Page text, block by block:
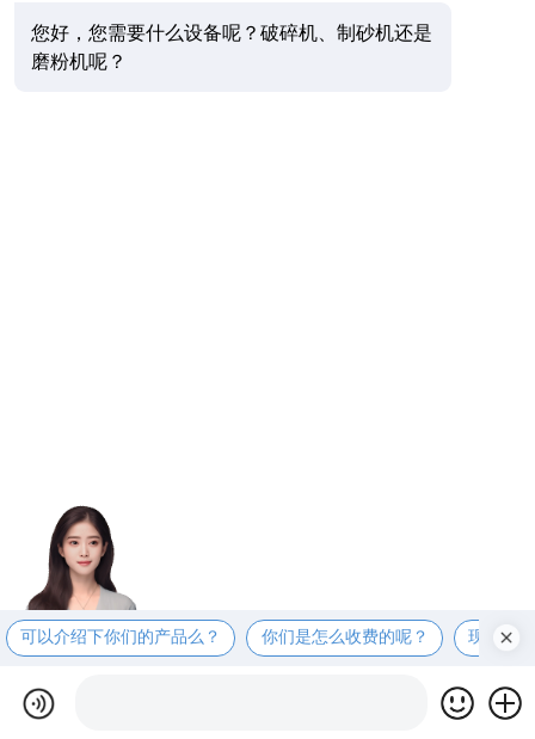
您好，您需要什么设备呢？破碎机、制砂机还是
磨粉机呢？
可以介绍下你们的产品么？ 你们是怎么收费的呢？ 现在有